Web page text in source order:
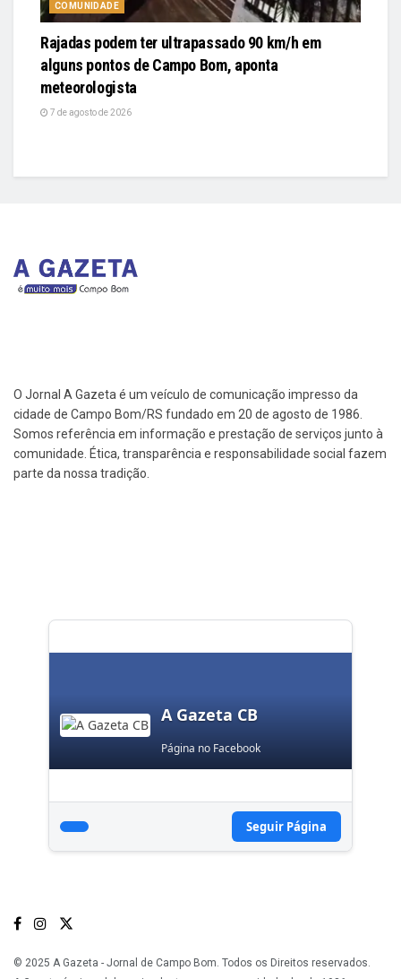
COMUNIDADE
Rajadas podem ter ultrapassado 90 km/h em
alguns pontos de Campo Bom, aponta
meteorologista
7 de agosto de 2026
O Jornal A Gazeta é um veículo de comunicação impresso da
cidade de Campo Bom/RS fundado em 20 de agosto de 1986.
Somos referência em informação e prestação de serviços junto à
comunidade. Ética, transparência e responsabilidade social fazem
parte da nossa tradição.
A Gazeta CB
Página no Facebook
Seguir Página
© 2025 A Gazeta - Jornal de Campo Bom. Todos os Direitos reservados.